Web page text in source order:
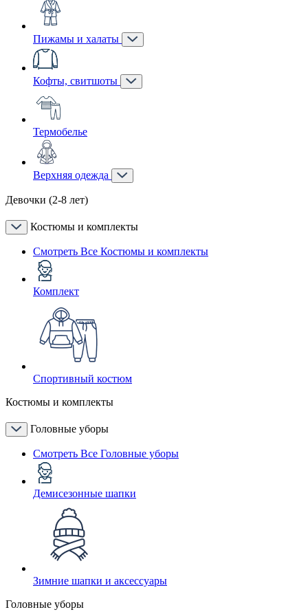
Пижамы и халаты
Кофты, свитшоты
Термобелье
Верхняя одежда
Девочки (2-8 лет)
Костюмы и комплекты
Смотреть Все Костюмы и комплекты
Комплект
Спортивный костюм
Костюмы и комплекты
Головные уборы
Смотреть Все Головные уборы
Демисезонные шапки
Зимние шапки и аксессуары
Головные уборы